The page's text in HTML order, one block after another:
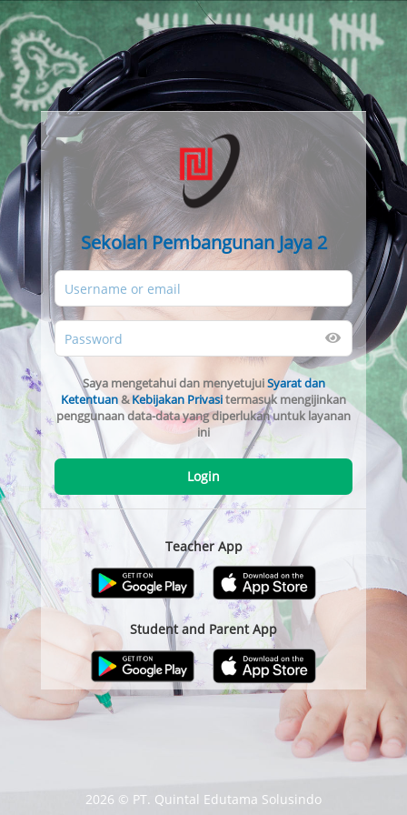
Sekolah Pembangunan Jaya 2
Saya mengetahui dan menyetujuiSyarat dan
Ketentuan&Kebijakan Privasitermasuk mengijinkan
penggunaan data-data yang diperlukan untuk layanan
ini
Login
Teacher App
Student and Parent App
2026 © PT. Quintal Edutama Solusindo